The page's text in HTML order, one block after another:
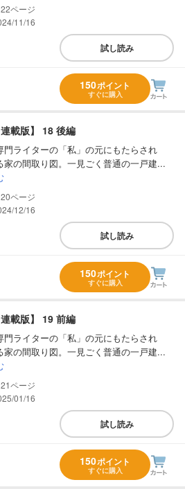
22
11/16
試し読み
150ポイント
すぐに購入
載版】 18 後編
門ライターの「私」の元にもたらされ
家の間取り図。一見ごく普通の一戸建...
20
12/16
試し読み
150ポイント
すぐに購入
載版】 19 前編
門ライターの「私」の元にもたらされ
家の間取り図。一見ごく普通の一戸建...
21
01/16
試し読み
150ポイント
すぐに購入